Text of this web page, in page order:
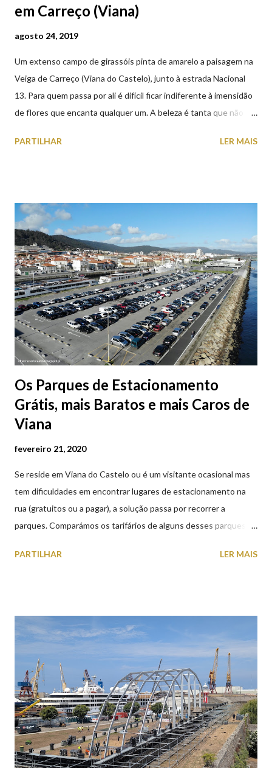
em Carreço (Viana)
agosto 24, 2019
Um extenso campo de girassóis pinta de amarelo a paisagem na
Veiga de Carreço (Viana do Castelo), junto à estrada Nacional
13. Para quem passa por ali é difícil ficar indiferente à imensidão
de flores que encanta qualquer um. A beleza é tanta que não
aproveite a paisagem como cenário para tirar algumas
PARTILHAR LER MAIS
Os Parques de Estacionamento
Grátis, mais Baratos e mais Caros de
Viana
fevereiro 21, 2020
Se reside em Viana do Castelo ou é um visitante ocasional mas
tem dificuldades em encontrar lugares de estacionamento na
rua (gratuitos ou a pagar), a solução passa por recorrer a
parques. Comparámos os tarifários de alguns desses parques de
subterrâneos) perto do centro da cidade (entenda-se por
subterrâneos. O Parque da Estação Viana Shopping é grátis de
2ª a 5ª feira a partir das 20:00 (DIAS ÚTEIS)
PARTILHAR LER MAIS